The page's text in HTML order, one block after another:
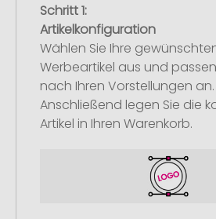
Schritt 1:
Artikelkonfiguration
Wählen Sie Ihre
Werbeartikel aus und
nach Ihren Vorstellungen an.
Anschließend legen Sie die
Artikel in Ihren Warenkorb.